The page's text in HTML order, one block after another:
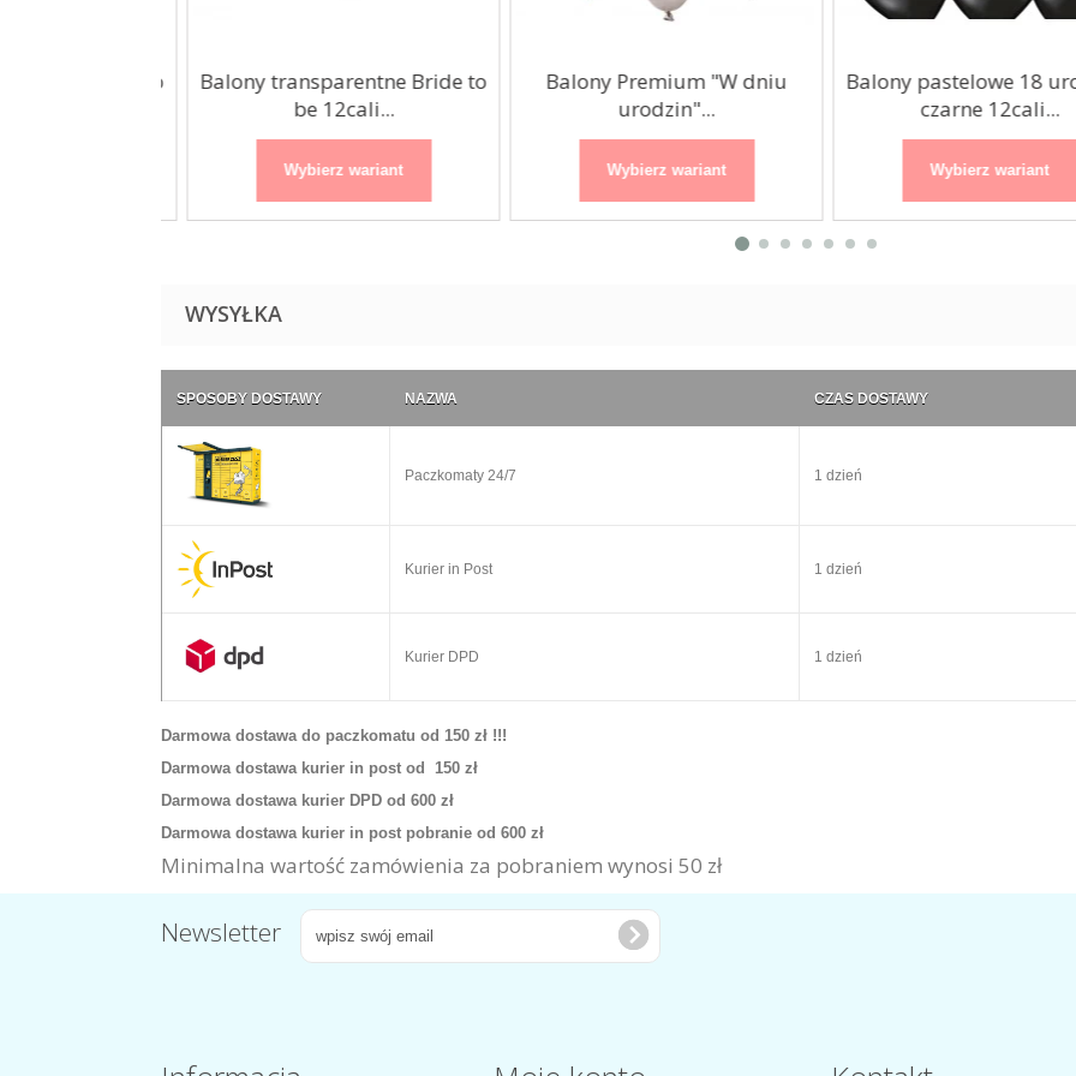
Balony transparentne Bride to
be 12cali...
Wybierz wariant
Balony Premium "W dniu
urodzin"...
Wybierz wariant
Balony pastelowe 18
czarne 12cali...
Wybierz wariant
WYSYŁKA
SPOSOBY DOSTAWY NAZWA CZAS DOSTAWY
Paczkomaty 24/7 1 dzień
Kurier in Post 1 dzień
Kurier DPD 1 dzień
Darmowa dostawa do paczkomatu od 150 zł !!!
Darmowa dostawa kurier in post od 150 zł
Darmowa dostawa kurier DPD od 600 zł
Darmowa dostawa kurier in post pobranie od 600 zł
Minimalna wartość zamówienia za pobraniem wynosi 50 zł
Newsletter